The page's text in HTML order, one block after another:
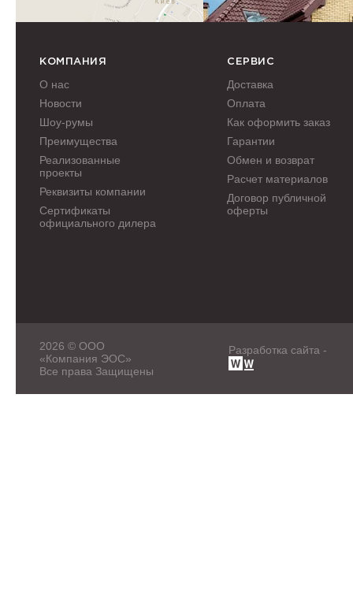
КОМПАНИЯ
О нас
Новости
Шоу-румы
Преимущества
Реализованные
проекты
Реквизиты компании
Сертификаты
официального дилера
СЕРВИС
Доставка
Оплата
Как оформить заказ
Гарантии
Обмен и возврат
Расчет материалов
Договор публичной
оферты
2026 © ООО
«Компания ЭОС»
Все права Защищены
Разработка сайта -